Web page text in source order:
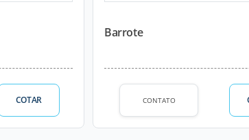
COTAR
Barrote
CONTATO